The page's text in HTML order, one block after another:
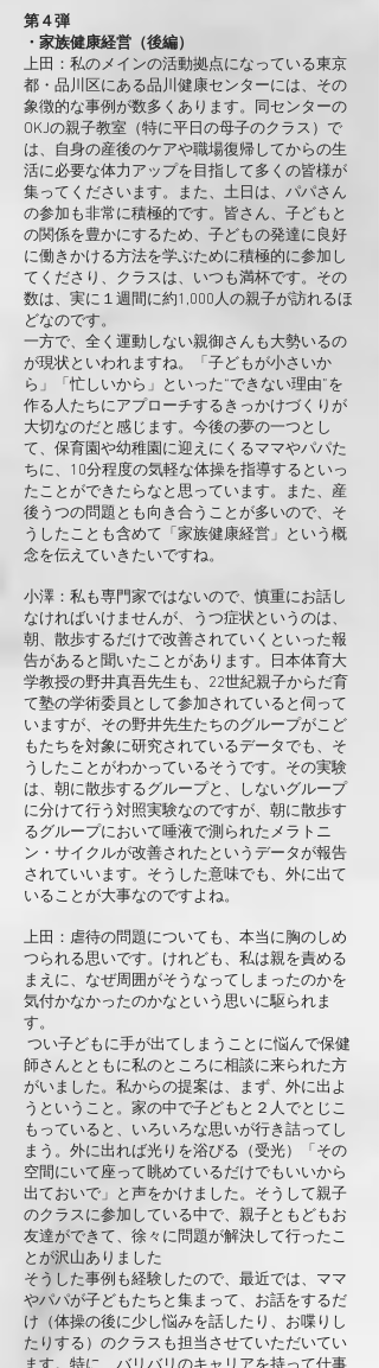
第４弾
・家族健康経営（後編）
上田：私のメインの活動拠点になっている東京
都・品川区にある品川健康センターには、その
象徴的な事例が数多くあります。同センターの
OKJの親子教室（特に平日の母子のクラス）で
は、自身の産後のケアや職場復帰してからの生
活に必要な体力アップを目指して多くの皆様が
集ってくださいます。また、土日は、パパさん
の参加も非常に積極的です。皆さん、子どもと
の関係を豊かにするため、子どもの発達に良好
に働きかける方法を学ぶために積極的に参加し
てくださり、クラスは、いつも満杯です。その
数は、実に１週間に約1,000人の親子が訪れるほ
どなのです。
一方で、全く運動しない親御さんも大勢いるの
が現状といわれますね。「子どもが小さいか
ら」「忙しいから」といった“できない理由”を
作る人たちにアプローチするきっかけづくりが
大切なのだと感じます。今後の夢の一つとし
て、保育園や幼稚園に迎えにくるママやパパた
ちに、10分程度の気軽な体操を指導するといっ
たことができたらなと思っています。また、産
後うつの問題とも向き合うことが多いので、そ
うしたことも含めて「家族健康経営」という概
念を伝えていきたいですね。
小澤：私も専門家ではないので、慎重にお話し
なければいけませんが、うつ症状というのは、
朝、散歩するだけで改善されていくといった報
告があると聞いたことがあります。日本体育大
学教授の野井真吾先生も、22世紀親子からだ育
て塾の学術委員として参加されていると伺って
いますが、その野井先生たちのグループがこど
もたちを対象に研究されているデータでも、そ
うしたことがわかっているそうです。その実験
は、朝に散歩するグループと、しないグループ
に分けて行う対照実験なのですが、朝に散歩す
るグループにおいて唾液で測られたメラトニ
ン・サイクルが改善されたというデータが報告
されていいます。そうした意味でも、外に出て
いることが大事なのですよね。
上田：虐待の問題についても、本当に胸のしめ
つられる思いです。けれども、私は親を責める
まえに、なぜ周囲がそうなってしまったのかを
気付かなかったのかなという思いに駆られま
す。
つい子どもに手が出てしまうことに悩んで保健
師さんとともに私のところに相談に来られた方
がいました。私からの提案は、まず、外に出よ
うということ。家の中で子どもと２人でとじこ
もっていると、いろいろな思いが行き詰ってし
まう。外に出れば光りを浴びる（受光）「その
空間にいて座って眺めているだけでもいいから
出ておいで」と声をかけました。そうして親子
のクラスに参加している中で、親子ともどもお
友達ができて、徐々に問題が解決して行ったこ
とが沢山ありました
そうした事例も経験したので、最近では、ママ
やパパが子どもたちと集まって、お話をするだ
け（体操の後に少し悩みを話したり、お喋りし
たりする）のクラスも担当させていただいてい